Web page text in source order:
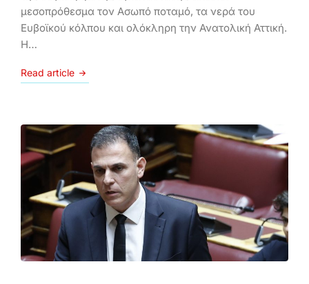
μεσοπρόθεσμα τον Ασωπό ποταμό, τα νερά του
Ευβοϊκού κόλπου και ολόκληρη την Ανατολική Αττική.
Η…
Read article